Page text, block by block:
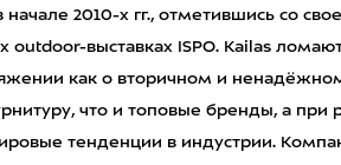
начале 2010-х гг., отметившись со
выставках ISPO. Kailas
как о вторичном и
что и топовые бренды, а при
тенденции в индустрии.